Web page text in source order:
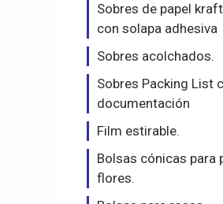
Sobres de papel
con solapa adhesiva
Sobres acolchados.
Sobres Packing List
documentación
Film estirable.
Bolsas cónicas para
flores.